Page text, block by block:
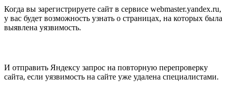
Когда вы зарегистрируете сайт в сервисе webmaster.yandex.ru,
у вас будет возможность узнать о страницах, на которых была
выявлена уязвимость.
И отправить Яндексу запрос на повторную перепроверку
сайта, если уязвимость на сайте уже удалена специалистами.